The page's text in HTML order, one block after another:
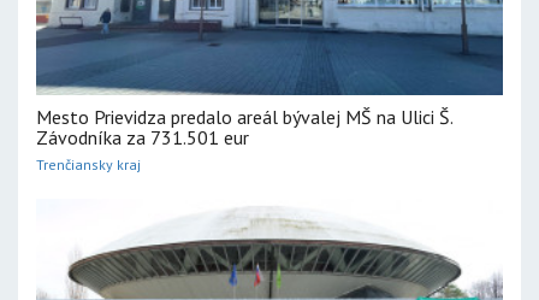
Mesto Prievidza predalo areál bývalej MŠ na Ulici Š.
Závodníka za 731.501 eur
Trenčiansky kraj